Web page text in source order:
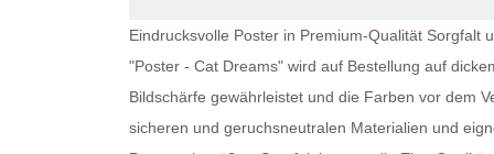
Eindrucksvolle Poster in Premium-Qualität Sorgfalt
"Poster - Cat Dreams" wird auf Bestellung auf
Bildschärfe gewährleistet und die Farben vor dem
sicheren und geruchsneutralen Materialien und